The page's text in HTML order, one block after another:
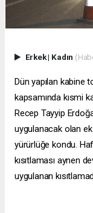
Erkek| Kadın
Dün yapılan kabine
kapsamında kısmi
Recep Tayyip
uygulanacak olan
yürürlüğe kondu.
kısıtlaması aynen
uygulanan